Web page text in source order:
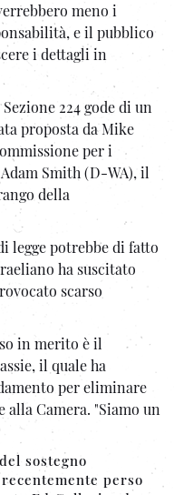
meno i
e il pubblico
i dettagli in
224 gode di un
proposta da Mike
per i
Smith (D-WA), il
della
legge potrebbe di fatto
ha suscitato
scarso
in merito è il
il quale ha
per eliminare
alla Camera. "Siamo un
sostegno
perso